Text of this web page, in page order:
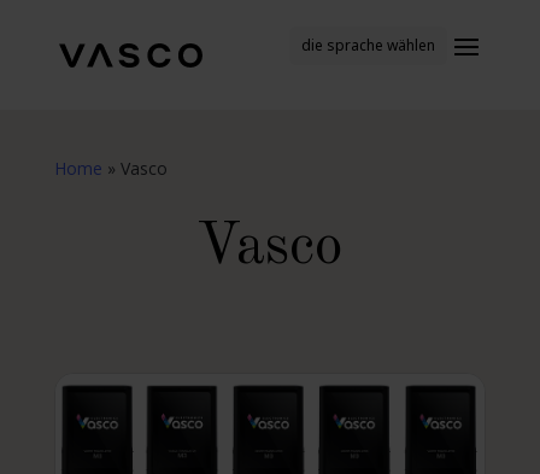
die sprache wählen
Home » Vasco
Vasco